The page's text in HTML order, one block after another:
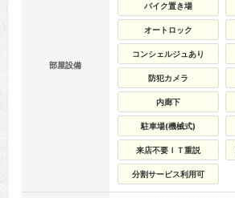
部屋設備
バイク置き場
オートロック
コンシェルジュあり
防犯カメラ
内廊下
駐車場(機械式)
来店不要ＩＴ重説
分割サービス利用可